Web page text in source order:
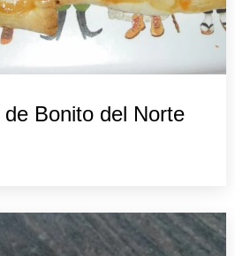
Bonito del Norte